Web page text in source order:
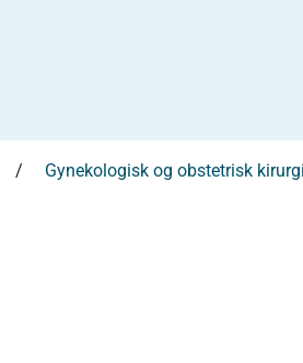
Gynekologisk og obstetrisk